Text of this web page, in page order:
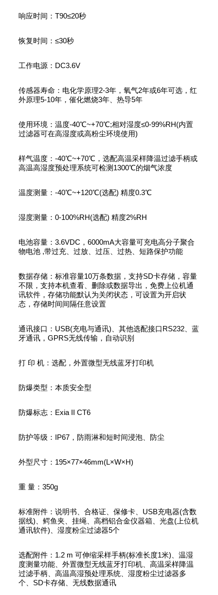
响应时间：T90≤20秒
恢复时间：≤30秒
工作电源：DC3.6V
传感器寿命：电化学原理2-3年，氧气2年或6年可选，红
外原理5-10年，催化燃烧3年、热导5年
使用环境：温度-40℃~+70℃;相对湿度≤0-99%RH(内置
过滤器可在高湿度或高粉尘环境使用)
样气温度：-40℃~+70℃，选配高温采样降温过滤手柄或
高温高湿度预处理系统可检测1300℃的烟气浓度
温度测量：-40℃~+120℃(选配) 精度0.3℃
湿度测量：0-100%RH(选配) 精度2%RH
电池容量：3.6VDC，6000mA大容量可充电高分子聚合
物电池 ,带过充、过放、过压、过热、短路保护功能
数据存储：标准容量10万条数据，支持SD卡存储，容量
不限，支持本机查看、删除或数据导出，免费上位机通
讯软件，存储功能默认为关闭状态，可设置为开启状
态，存储时间间隔任意设置
通讯接口：USB(充电与通讯)、其他选配接口RS232、蓝
牙通讯，GPRS无线传输，自动识别
打 印 机：选配，外置微型无线蓝牙打印机
防爆类型：本质安全型
防爆标志：Exia II CT6
防护等级：IP67，防雨淋和短时间浸泡、防尘
外型尺寸：195×77×46mm(L×W×H)
重 量：350g
标准附件：说明书、合格证、保修卡、USB充电器(含数
据线)、鳄鱼夹、挂绳、高档铝合金仪器箱、光盘(上位机
通讯软件)、湿度粉尘过滤器5个
选配附件：1.2 m 可伸缩采样手柄(标准长度1米)、温湿
度测量功能、外置微型无线蓝牙打印机、高温采样降温
过滤手柄、高温高湿预处理系统、湿度粉尘过滤器多
个、SD卡存储、无线数据通讯